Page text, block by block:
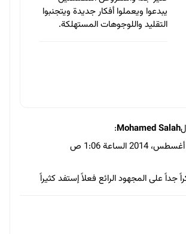
يبدعوا ويعملوا أفكار جديدة ويتجنبوا
التقليد واللوجوهات المستهلكة.
Mohamed Salah
:
جداً على المجهود الرائع فعلاً إستفد كثيراً